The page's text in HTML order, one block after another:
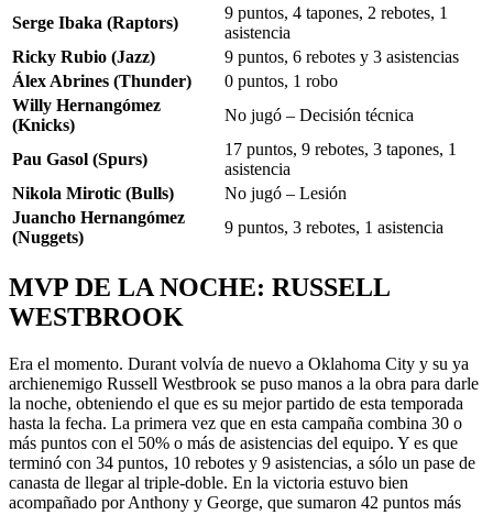
Serge Ibaka (Raptors)
9 puntos, 4 tapones, 2 rebotes, 1
asistencia
Ricky Rubio (Jazz)
9 puntos, 6 rebotes y 3 asistencias
Álex Abrines (Thunder)
0 puntos, 1 robo
Willy Hernangómez
(Knicks)
No jugó – Decisión técnica
Pau Gasol (Spurs)
17 puntos, 9 rebotes, 3 tapones, 1
asistencia
Nikola Mirotic (Bulls)
No jugó – Lesión
Juancho Hernangómez
(Nuggets)
9 puntos, 3 rebotes, 1 asistencia
MVP DE LA NOCHE: RUSSELL
WESTBROOK
Era el momento. Durant volvía de nuevo a Oklahoma City y su ya
archienemigo Russell Westbrook se puso manos a la obra para darle
la noche, obteniendo el que es su mejor partido de esta temporada
hasta la fecha. La primera vez que en esta campaña combina 30 o
más puntos con el 50% o más de asistencias del equipo. Y es que
terminó con 34 puntos, 10 rebotes y 9 asistencias, a sólo un pase de
canasta de llegar al triple-doble. En la victoria estuvo bien
acompañado por Anthony y George, que sumaron 42 puntos más